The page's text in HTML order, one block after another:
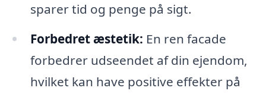
sparer tid og penge på sigt.
Forbedret æstetik: En ren facade
forbedrer udseendet af din ejendom,
hvilket kan have positive effekter på